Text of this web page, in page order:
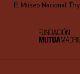
El Museo Nacional